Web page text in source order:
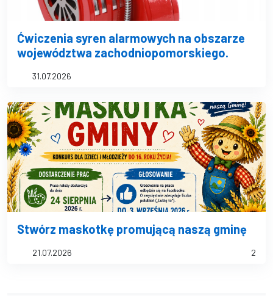
Ćwiczenia syren alarmowych na obszarze
województwa zachodniopomorskiego.
31.07.2026
Stwórz maskotkę promującą naszą gminę
21.07.2026 2